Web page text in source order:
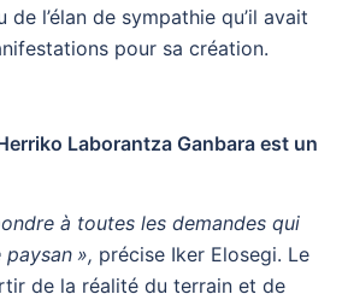
l’élan de sympathie qu’il avait
pour sa création.
Laborantza Ganbara est un
à toutes les demandes qui
paysan », précise Iker Elosegi. Le
de la réalité du terrain et de